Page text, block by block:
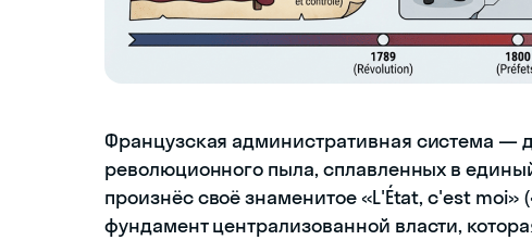
Французская административная система —
революционного пыла, сплавленных в
произнёс своё знаменитое «L'État, c'est moi»
фундамент централизованной власти,